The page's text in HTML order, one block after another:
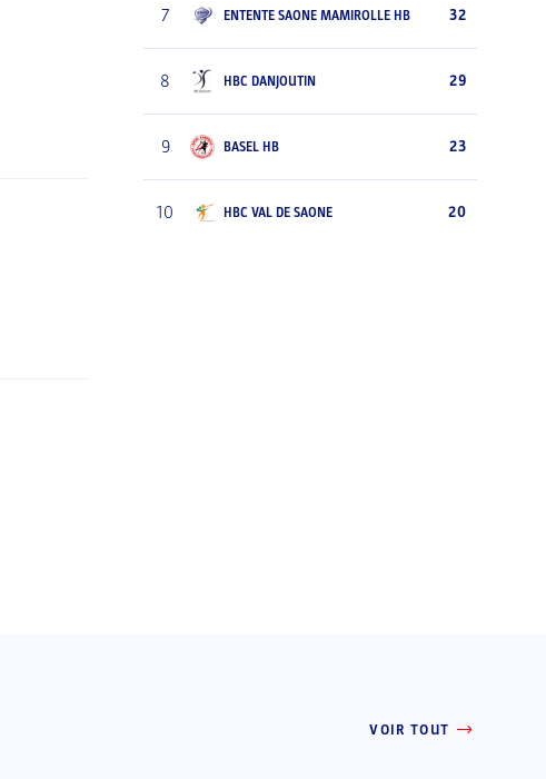
7 ENTENTE SAONE MAMIROLLE HB 32
8 HBC DANJOUTIN 29
9 BASEL HB 23
10 HBC VAL DE SAONE 20
VOIR TOUT